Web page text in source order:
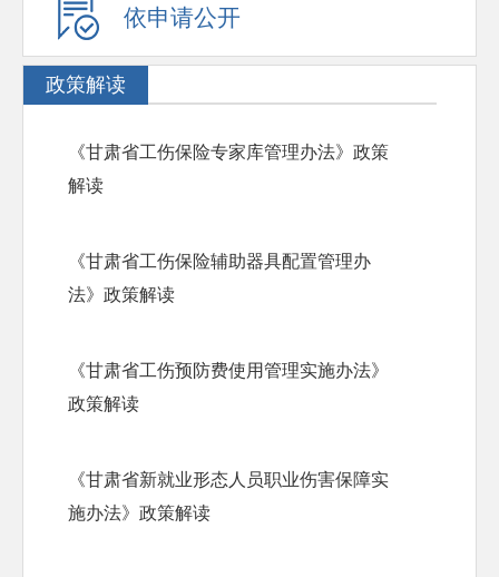
依申请公开
政策解读
《甘肃省工伤保险专家库管理办法》政策
解读
《甘肃省工伤保险辅助器具配置管理办
法》政策解读
《甘肃省工伤预防费使用管理实施办法》
政策解读
《甘肃省新就业形态人员职业伤害保障实
施办法》政策解读